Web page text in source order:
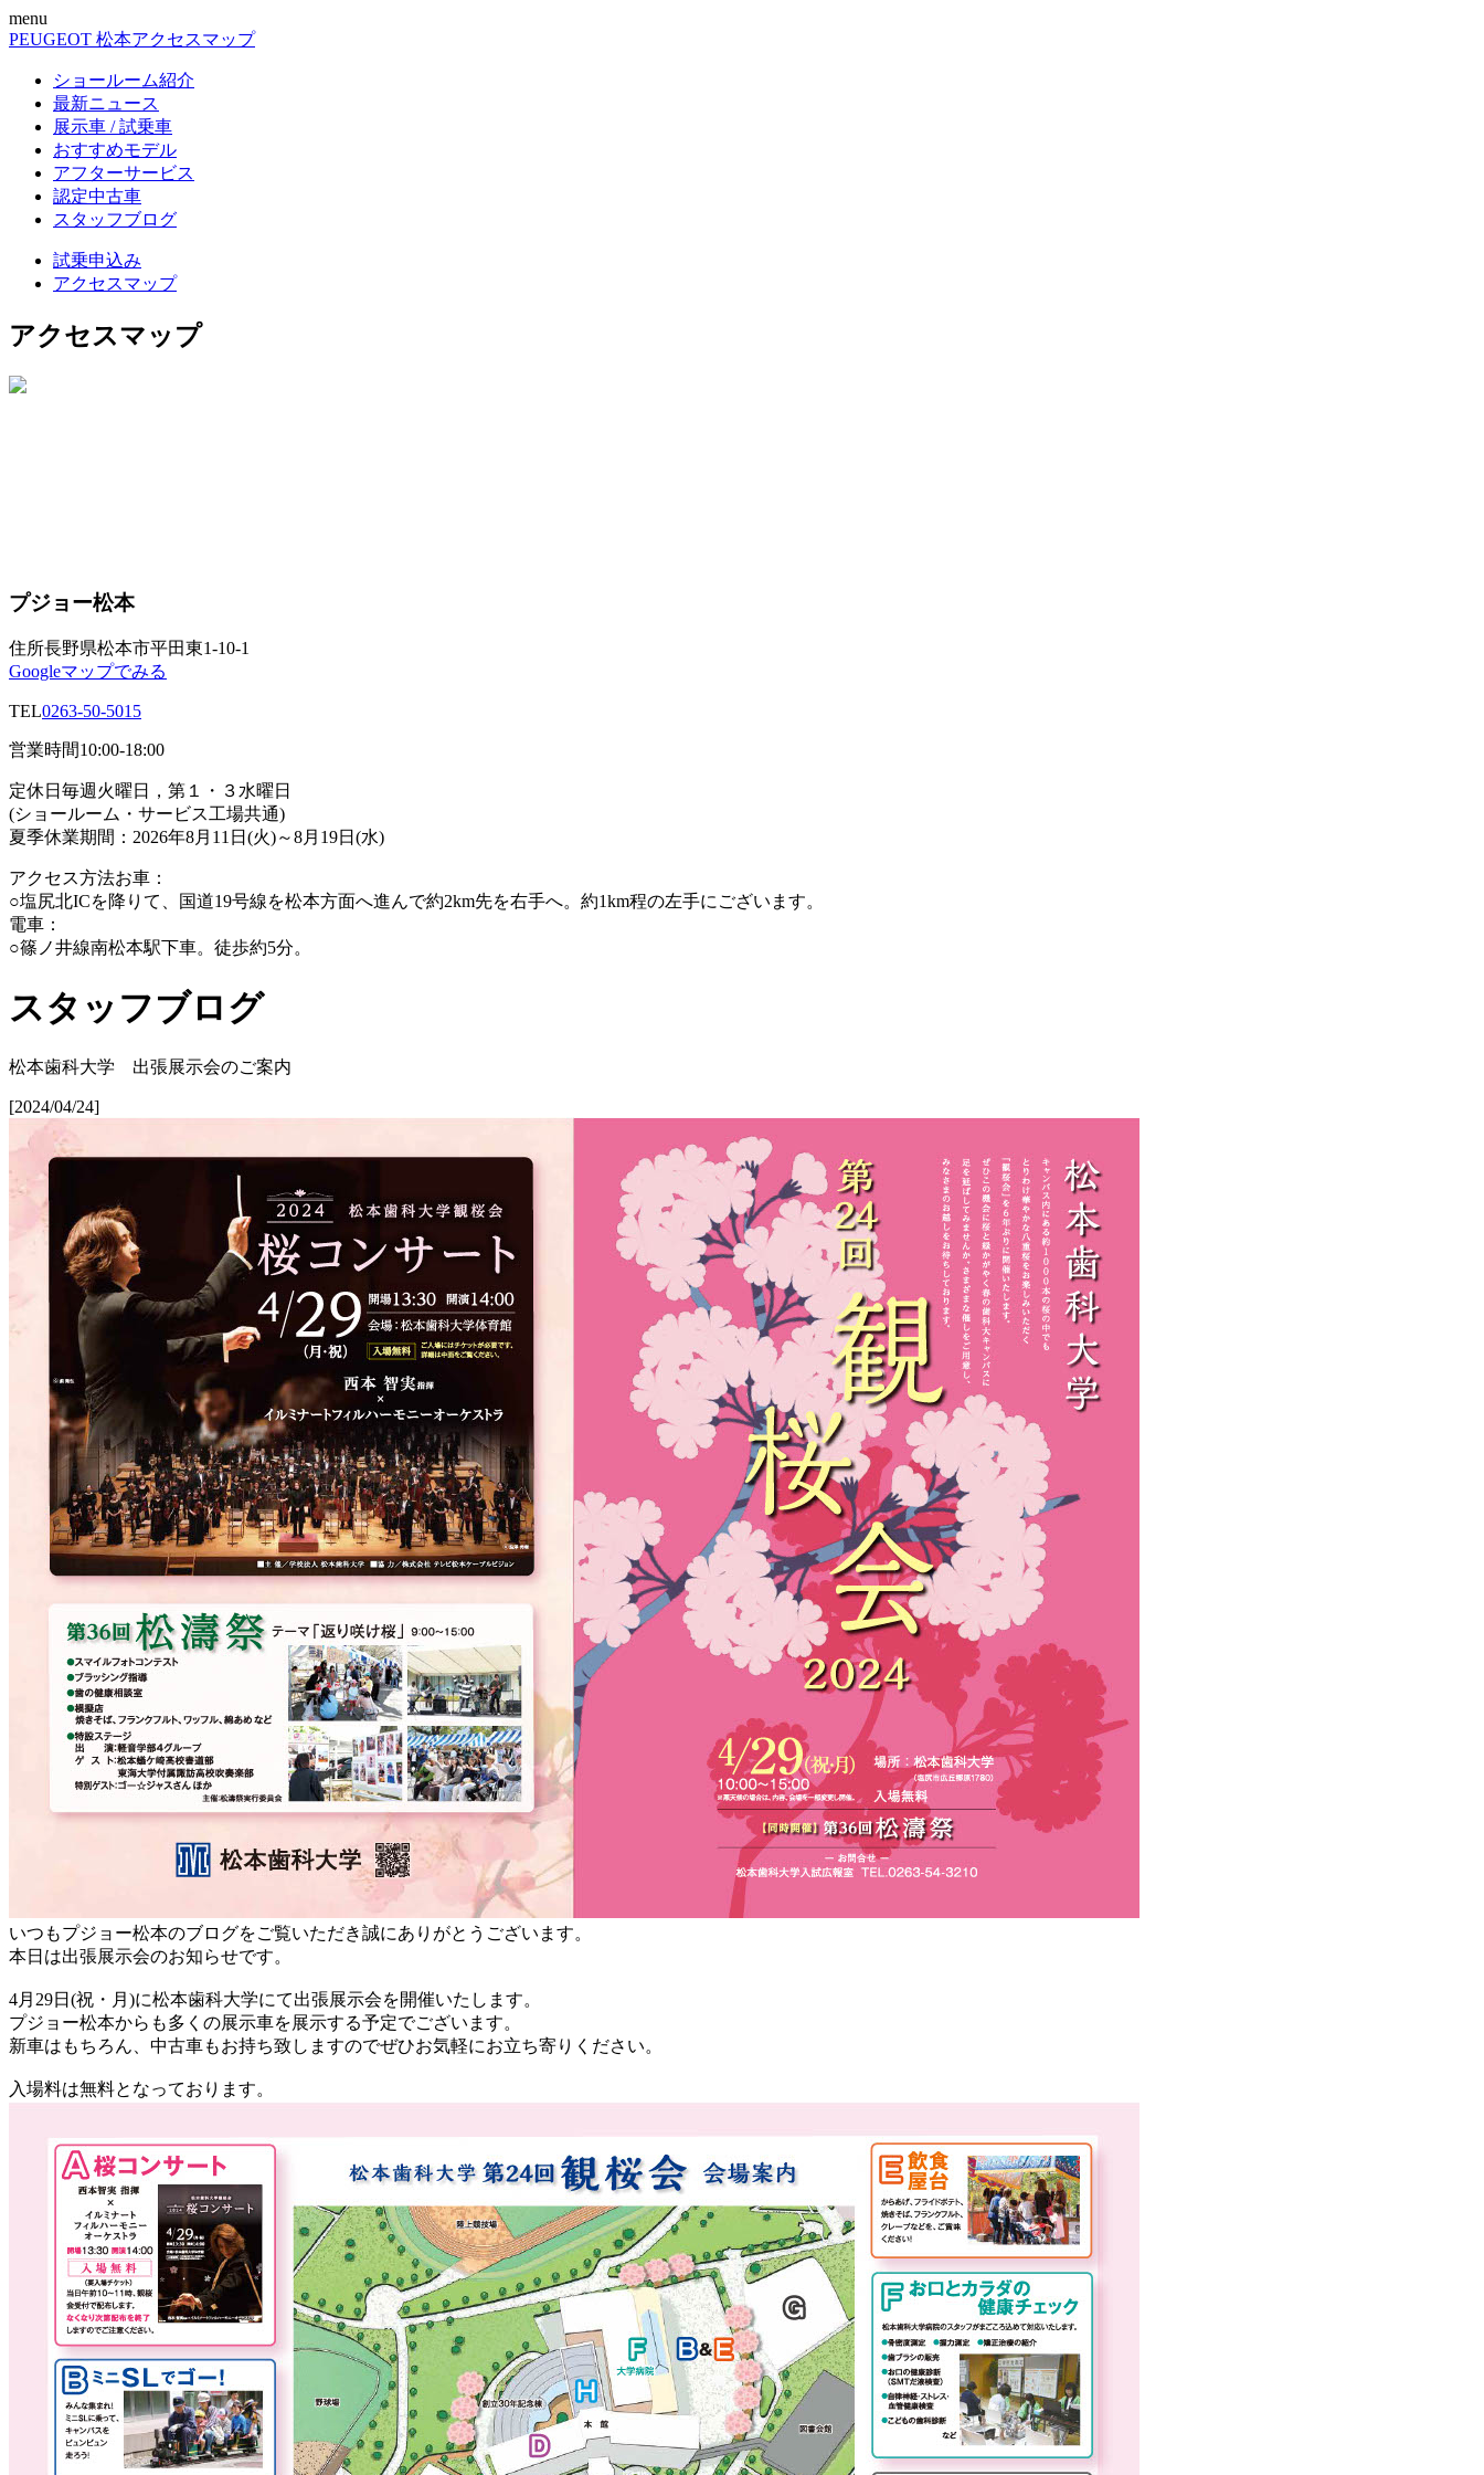
menu
PEUGEOT 松本アクセスマップ
ショールーム紹介
最新ニュース
展示車 / 試乗車
おすすめモデル
アフターサービス
認定中古車
スタッフブログ
試乗申込み
アクセスマップ
アクセスマップ
プジョー松本
住所長野県松本市平田東1-10-1
Googleマップでみる
TEL0263-50-5015
営業時間10:00-18:00
定休日 毎週火曜日，第１・３水曜日
(ショールーム・サービス工場共通)
夏季休業期間：2026年8月11日(火)～8月19日(水)
アクセス方法お車：
○塩尻北ICを降りて、国道19号線を松本方面へ進んで約2km先を右手へ。約1km程の左手にございます。
電車：
○篠ノ井線南松本駅下車。徒歩約5分。
スタッフブログ
松本歯科大学 出張展示会のご案内
[2024/04/24]
いつもプジョー松本のブログをご覧いただき誠にありがとうございます。
本日は出張展示会のお知らせです。
4月29日(祝・月)に松本歯科大学にて出張展示会を開催いたします。
プジョー松本からも多くの展示車を展示する予定でございます。
新車はもちろん、中古車もお持ち致しますのでぜひお気軽にお立ち寄りください。
入場料は無料となっております。